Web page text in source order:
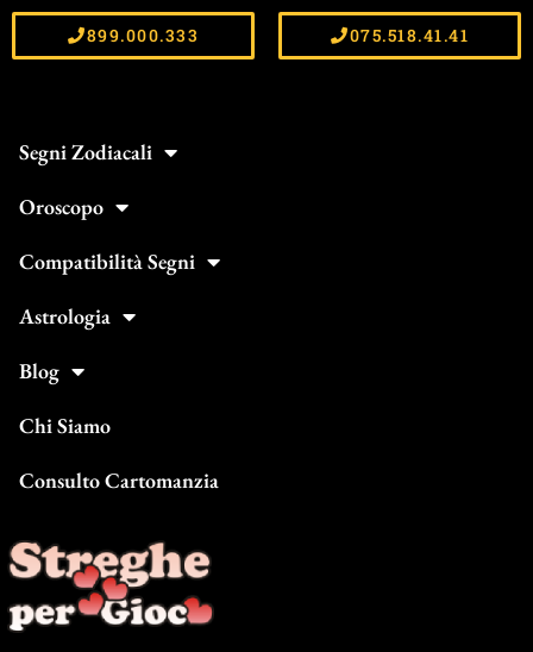
899.000.333 075.518.41.41
Segni Zodiacali
Oroscopo
Compatibilità Segni
Astrologia
Blog
Chi Siamo
Consulto Cartomanzia